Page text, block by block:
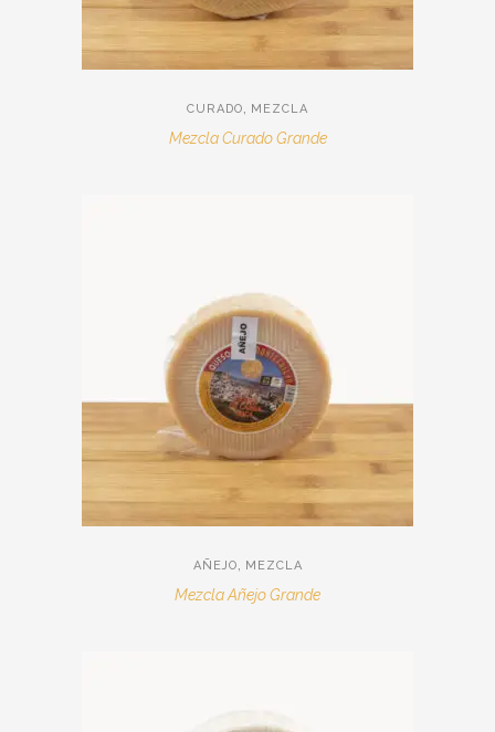
CURADO MEZCLA
Mezcla Curado Grande
AÑEJO MEZCLA
Mezcla Añejo Grande